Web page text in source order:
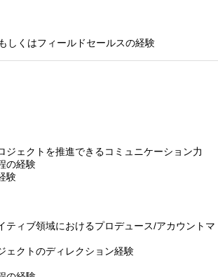
しくはフィールドセールスの経験
ジェクトを推進できるコミュニケーション力
の経験
験
ティブ領域におけるプロデュース/アカウントマ
ェクトのディレクション経験